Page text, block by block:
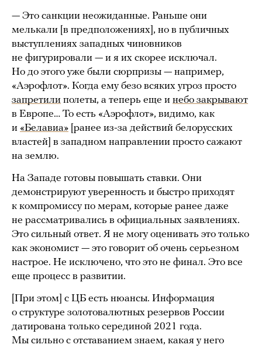
— Это санкции неожиданные. Раньше они
мелькали [в предположениях], но в публичных
выступлениях западных чиновников
не фигурировали — и я их скорее исключал.
Но до этого уже были сюрпризы — например,
«Аэрофлот». Когда ему безо всяких угроз просто
запретили полеты, а теперь еще и небо закрывают
в Европе… То есть «Аэрофлот», видимо, как
и «Белавиа» [ранее из-за действий белорусских
властей] в западном направлении просто сажают
на землю.
На Западе готовы повышать ставки. Они
демонстрируют уверенность и быстро приходят
к компромиссу по мерам, которые ранее даже
не рассматривались в официальных заявлениях.
Это сильный ответ. Я не могу оценивать это только
как экономист — это говорит об очень серьезном
настрое. Не исключено, что это не финал. Это все
еще процесс в развитии.
[При этом] с ЦБ есть нюансы. Информация
о структуре золотовалютных резервов России
датирована только серединой 2021 года.
Мы сильно с отставанием знаем, какая у него